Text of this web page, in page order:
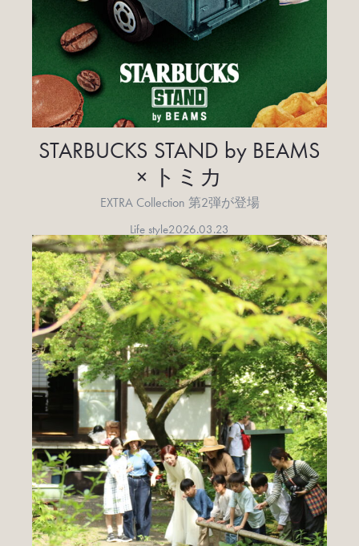
STARBUCKS STAND by BEAMS
× トミカ
EXTRA Collection 第2弾が登場
Life style2026.03.23